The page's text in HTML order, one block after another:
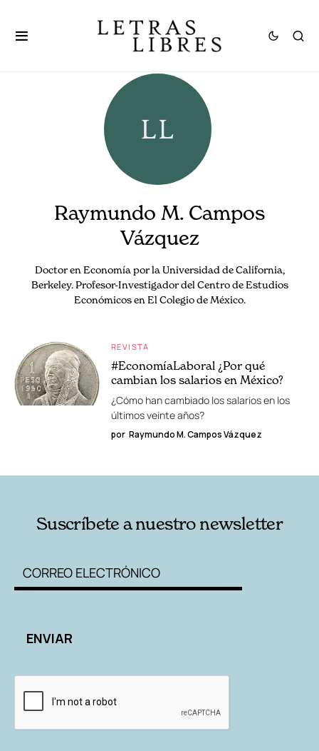
Raymundo M. Campos
Vázquez
Doctor en Economía por la Universidad de California,
Berkeley. Profesor-Investigador del Centro de Estudios
Económicos en El Colegio de México.
REVISTA
#EconomíaLaboral ¿Por qué
cambian los salarios en México?
¿Cómo han cambiado los salarios en los
últimos veinte años?
por Raymundo M. Campos Vázquez
Suscríbete a nuestro newsletter